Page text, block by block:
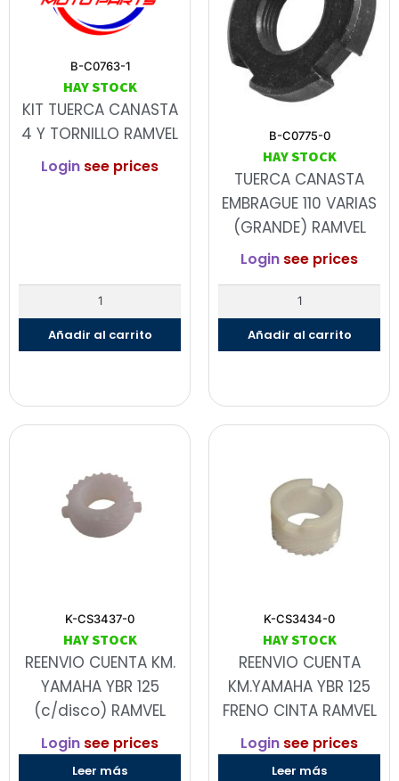
B-C0763-1
HAY STOCK
KIT TUERCA CANASTA
4 Y TORNILLO RAMVEL
Login see prices
Añadir al carrito
B-C0775-0
HAY STOCK
TUERCA CANASTA
EMBRAGUE 110 VARIAS
(GRANDE) RAMVEL
Login see prices
Añadir al carrito
K-CS3437-0
HAY STOCK
REENVIO CUENTA KM.
YAMAHA YBR 125
(c/disco) RAMVEL
Login see prices
Leer más
K-CS3434-0
HAY STOCK
REENVIO CUENTA
KM.YAMAHA YBR 125
FRENO CINTA RAMVEL
Login see prices
Leer más